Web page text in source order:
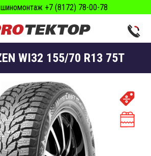
шиномонтаж +7 (8172) 78-00-78
WI32 155/70 R13 75T